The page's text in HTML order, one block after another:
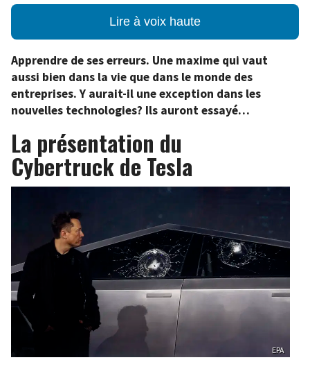
Lire à voix haute
Apprendre de ses erreurs. Une maxime qui vaut
aussi bien dans la vie que dans le monde des
entreprises. Y aurait-il une exception dans les
nouvelles technologies? Ils auront essayé…
La présentation du
Cybertruck de Tesla
EPA